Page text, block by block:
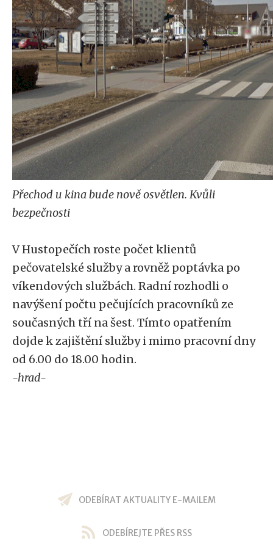
Přechod u kina bude nově osvětlen. Kvůli
bezpečnosti
V Hustopečích roste počet klientů
pečovatelské služby a rovněž poptávka po
víkendových službách. Radní rozhodli o
navýšení počtu pečujících pracovníků ze
současných tří na šest. Tímto opatřením
dojde k zajištění služby i mimo pracovní dny
od 6.00 do 18.00 hodin.
-hrad-
ODEBÍRAT AKTUALITY E-MAILEM
ODEBÍREJTE PŘES RSS